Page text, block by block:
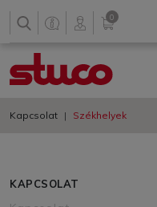
0
Kapcsolat Székhelyek
KAPCSOLAT